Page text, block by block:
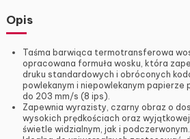
Opis
Taśma barwiąca termotransferowa
opracowana formuła wosku, która
druku standardowych i obróconych
powlekanym i niepowlekanym papierze
do 203 mm/s (8 ips).
Zapewnia wyrazisty, czarny obraz o
wysokich prędkościach oraz
świetle widzialnym, jak i podczerwonym.